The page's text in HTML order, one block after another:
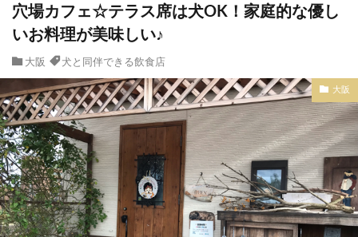
穴場カフェ☆テラス席は犬OK！家庭的な優し
いお料理が美味しい♪
大阪 犬と同伴できる飲食店
大阪